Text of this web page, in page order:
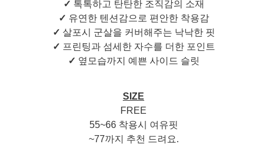
✓ 톡톡하고 탄탄한 조직감의 소재
✓ 유연한 텐션감으로 편안한 착용감
✓ 살포시 군살을 커버해주는 낙낙한 핏
✓ 프린팅과 섬세한 자수를 더한 포인트
✓ 옆모습까지 예쁜 사이드 슬릿
SIZE
FREE
55~66 착용시 여유핏
~77까지 추천 드려요.